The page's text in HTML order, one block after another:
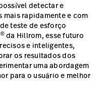
detectar e
rapidamente e com
teste de esforço
®da Hillrom, esse futuro
e inteligentes,
os resultados dos
uma abordagem
para o usuário e melhor